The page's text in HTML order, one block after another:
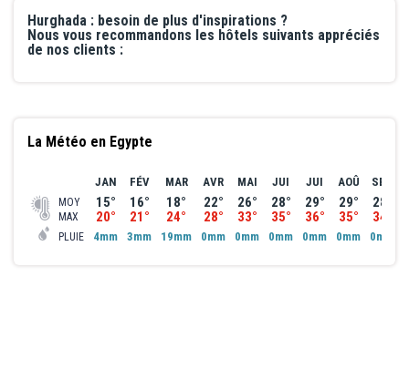
sans hésitation et espérons revenir prochainement à Hurghada 🙂
Hurghada : besoin de plus d'inspirations ?
Nous vous recommandons les hôtels suivants appréciés
de nos clients :
La Météo en Egypte
MOY
MAX
PLUIE
JAN
15°
20°
4mm
FÉV
16°
21°
3mm
MAR
18°
24°
19mm
AVR
22°
28°
0mm
MAI
26°
33°
0mm
JUI
28°
35°
0mm
JUI
29°
36°
0mm
AOÛ
29°
35°
0mm
SEP
28°
34°
0mm